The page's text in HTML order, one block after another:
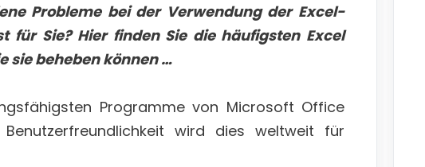
Probleme bei der Verwendung der Excel-
für Sie? Hier finden Sie die häufigsten Excel
sie beheben können …
Programme von Microsoft Office
wird dies weltweit für